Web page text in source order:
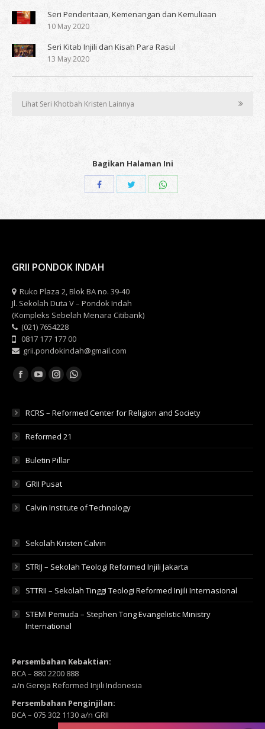
Seri Penderitaan, Kemenangan dan Kemuliaan
10 May 2020
Seri Kitab Injili dan Kisah Para Rasul
13 May 2020
Lihat Seri Khotbah Kristen Lainnya
Bagikan Halaman Ini
Facebook Twitter
WhatsApp
GRII PONDOK INDAH
Ruko Plaza 2, Blok BA no. 39-40
Jl. Sekolah Duta V – Pondok Indah
(Kompleks Sebelah Menara Citibank)
(021) 7654228
0817 177 177 00
grii.pondokindah@gmail.com
Find us on:
FacebookYouTubeInstagramWhatsapp
RCRS – Reformed Center for Religion and Society
Reformed 21
Buletin Pillar
GRII Pusat
Calvin Institute of Technology
Sekolah Kristen Calvin
STRIJ – Sekolah Teologi Reformed Injili Jakarta
STTRII – Sekolah Tinggi Teologi Reformed Injili Internasional
STEMI Pemuda – Stephen Tong Evangelistic Ministry
International
Persembahan Kebaktian:
BCA – 880 2200 888
a/n Gereja Reformed Injili Indonesia
Persembahan Penginjilan:
BCA – 075 302 1130 a/n GRII